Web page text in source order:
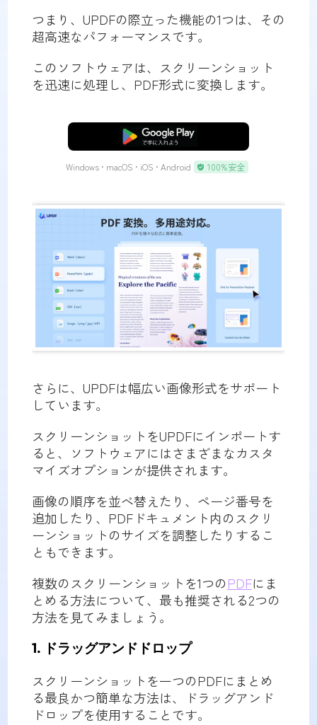
つまり、UPDFの際立った機能の1つは、その
超高速なパフォーマンスです。
このソフトウェアは、スクリーンショット
を迅速に処理し、PDF形式に変換します。
無料ダウンロード
Windows • macOS • iOS • Android 100%安全
さらに、UPDFは幅広い画像形式をサポート
しています。
スクリーンショットをUPDFにインポートす
ると、ソフトウェアにはさまざまなカスタ
マイズオプションが提供されます。
画像の順序を並べ替えたり、ページ番号を
追加したり、PDFドキュメント内のスクリ
ーンショットのサイズを調整したりするこ
ともできます。
複数のスクリーンショットを1つのPDFにま
とめる方法について、最も推奨される2つの
方法を見てみましょう。
1. ドラッグアンドドロップ
スクリーンショットを一つのPDFにまとめ
る最良かつ簡単な方法は、ドラッグアンド
ドロップを使用することです。